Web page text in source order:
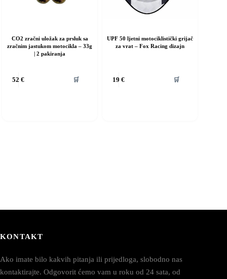
CO2 zračni uložak za prsluk sa
zračnim jastukom motocikla – 33g
| 2 pakiranja
52€ 🛒
UPF 50 ljetni motociklistički grijač
za vrat – Fox Racing dizajn
19€ 🛒
KONTAKT
Ako imate bilo kakvih pitanja ili prijedloga, slobodno nas
kontaktirajte. Odgovorit ćemo vam u roku od 24 sata, od